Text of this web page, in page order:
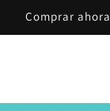
Comprar ahora